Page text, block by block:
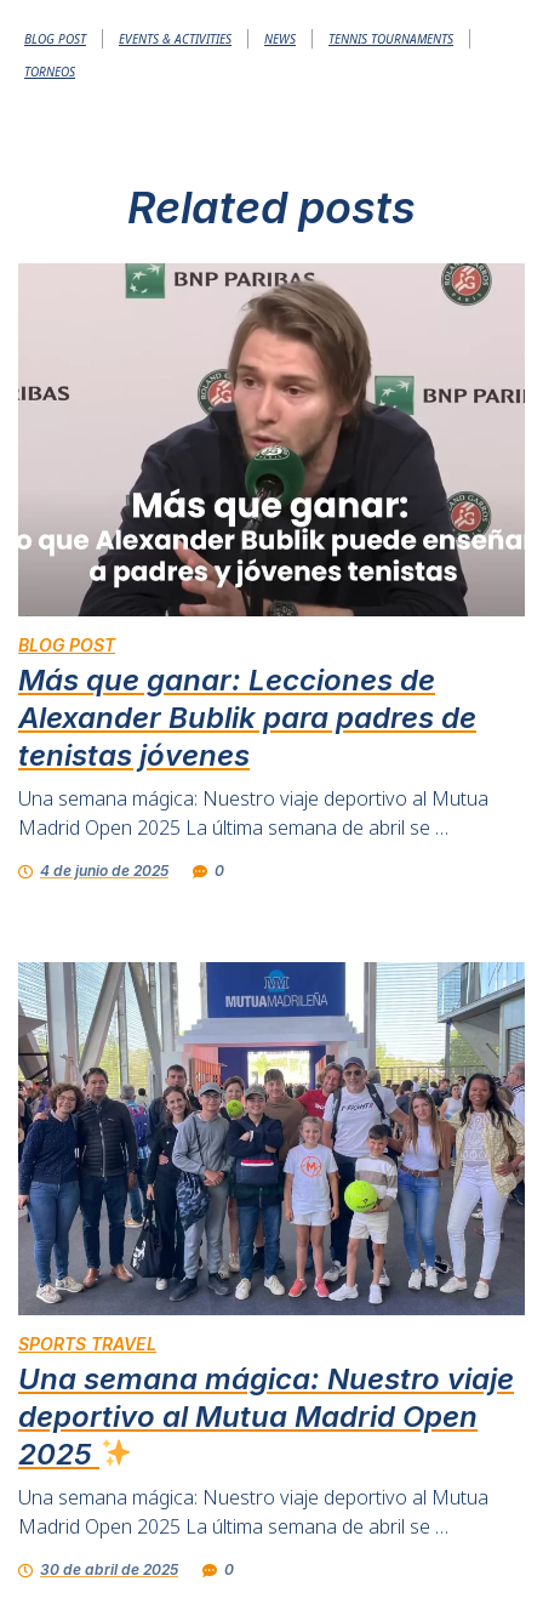
BLOG POST | EVENTS & ACTIVITIES | NEWS | TENNIS TOURNAMENTS |
TORNEOS
Relatedposts
BLOG POST
Más que ganar: Lecciones de
Alexander Bublik para padres de
tenistas jóvenes
Una semana mágica: Nuestro viaje deportivo al Mutua
Madrid Open 2025 La última semana de abril se …
4 de junio de 2025 0
SPORTS TRAVEL
Una semana mágica: Nuestro viaje
deportivo al Mutua Madrid Open
2025
Una semana mágica: Nuestro viaje deportivo al Mutua
Madrid Open 2025 La última semana de abril se …
30 de abril de 2025 0